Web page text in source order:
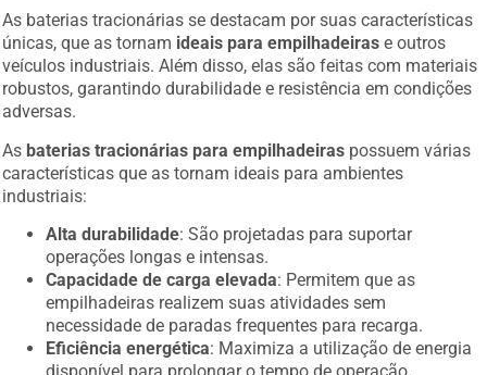
As baterias tracionárias se destacam por suas características
únicas, que as tornam ideais para empilhadeiras e outros
veículos industriais. Além disso, elas são feitas com materiais
robustos, garantindo durabilidade e resistência em condições
adversas.
As baterias tracionárias para empilhadeiras
possuem várias
características que as tornam ideais para ambientes
industriais:
Alta durabilidade: São projetadas para suportar
operações longas e intensas.
Capacidade de carga elevada: Permitem que as
empilhadeiras realizem suas atividades sem
necessidade de paradas frequentes para recarga.
Eficiência energética: Maximiza a utilização de energia
disponível para prolongar o tempo de operação.